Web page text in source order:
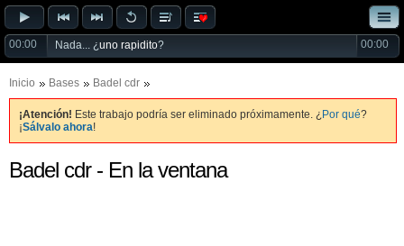
00:00 Nada... ¿uno rapidito? 00:00
Inicio Bases Badel cdr
¡Atención! Este trabajo podría ser eliminado próximamente. ¿Por qué?
¡Sálvalo ahora!
Badel cdr - En la ventana